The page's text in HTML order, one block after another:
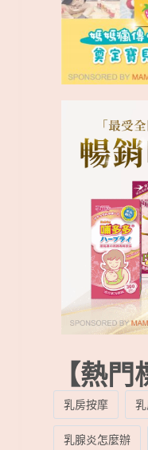
【熱門
乳房按摩
乳腺炎怎麼辦